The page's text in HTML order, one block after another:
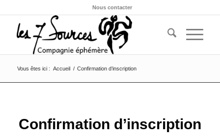
Nous contacter
Vous êtes ici : Accueil / Confirmation d’inscription
Confirmation d’inscription